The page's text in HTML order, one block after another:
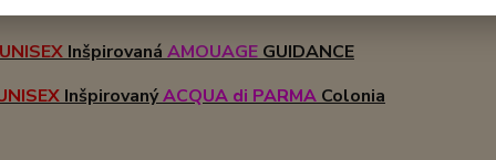
UNISEXInšpirovaná AMOUAGEGUIDANCE
InšpirovanýACQUA di PARMAColonia